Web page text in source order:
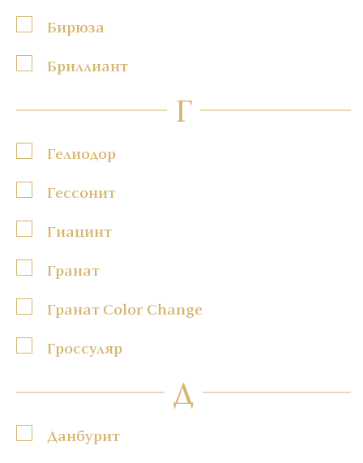
Бирюза
Бриллиант
Г
Гелиодор
Гессонит
Гиацинт
Гранат
Гранат Color Change
Гроссуляр
Д
Данбурит